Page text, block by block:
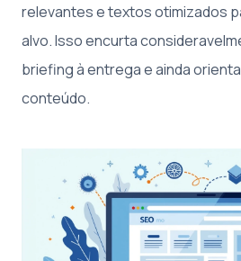
relevantes e textos otimizados
alvo. Isso encurta
briefing à entrega e ainda
conteúdo.